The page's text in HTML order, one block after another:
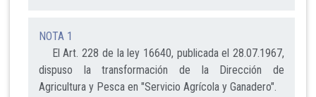
NOTA 1
El Art. 228 de la ley 16640, publicada el 28.07.1967,
dispuso la transformación de la Dirección de
Agricultura y Pesca en "Servicio Agrícola y Ganadero".